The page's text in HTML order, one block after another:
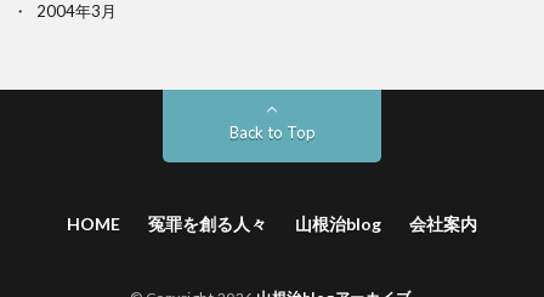
2004年3月
Back to Top
HOME 冤罪を創る人々 山根治blog 会社案内